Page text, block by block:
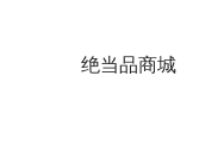
绝当品商城